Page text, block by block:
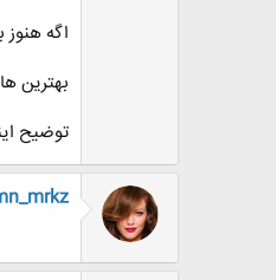
اگه
بهترین
توضیح